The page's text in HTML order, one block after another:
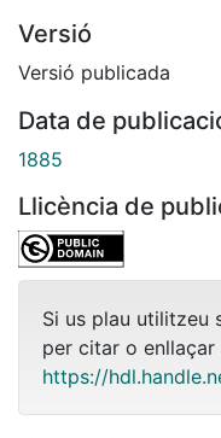
Versió
Versió publicada
Data de
1885
Llicència de
Si us plau utilitzeu
per citar o
https://